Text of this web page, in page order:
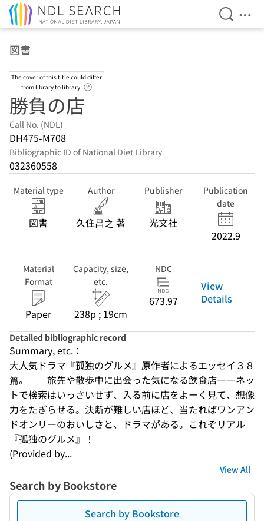
Open
図書
The cover of this title could differ
from library to library.
勝負の店
Call No. (NDL)
DH475-M708
Bibliographic ID of National Diet Library
032360558
Material type
図書
Author
久住昌之 著
Publisher
光文社
Publication
date
2022.9
Material
Format
Paper
Capacity, size,
etc.
238p ; 19cm
NDC
673.97
View
Details
Detailed bibliographic record
Summary, etc.：
大人気ドラマ『孤独のグルメ』原作者によるエッセイ３８
篇。　　旅先や散歩中に出会った気になる飲食店――ネッ
トで検索はいっさいせず、入る前に店をよーく見て、想像
力をたぎらせる。決断が難しい店ほど、当たればワンアン
ドオンリーのおいしさと、ドラマがある。これぞリアル
『孤独のグルメ』！
(Provided by...
View All
Search by Bookstore
Search by Bookstore